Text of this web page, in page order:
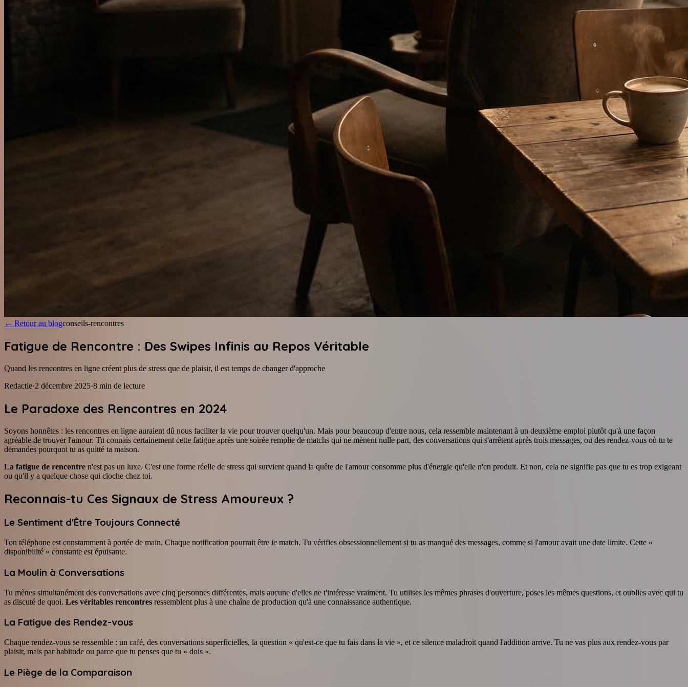
← Retour au blogconseils-rencontres
Fatigue de Rencontre : Des Swipes Infinis au Repos Véritable
Quand les rencontres en ligne créent plus de stress que de plaisir, il est temps de changer d'approche
Redactie·2 décembre 2025·8 min de lecture
Le Paradoxe des Rencontres en 2024
Soyons honnêtes : les rencontres en ligne auraient dû nous faciliter la vie pour trouver quelqu'un. Mais pour beaucoup d'entre nous, cela ressemble maintenant à un deuxième emploi plutôt qu'à une façon
agréable de trouver l'amour. Tu connais certainement cette fatigue après une soirée remplie de matchs qui ne mènent nulle part, des conversations qui s'arrêtent après trois messages, ou des rendez-vous où tu te
demandes pourquoi tu as quitté ta maison.
La fatigue de rencontre n'est pas un luxe. C'est une forme réelle de stress qui survient quand la quête de l'amour consomme plus d'énergie qu'elle n'en produit. Et non, cela ne signifie pas que tu es trop exigeant
ou qu'il y a quelque chose qui cloche chez toi.
Reconnais-tu Ces Signaux de Stress Amoureux ?
Le Sentiment d'Être Toujours Connecté
Ton téléphone est constamment à portée de main. Chaque notification pourrait être le match. Tu vérifies obsessionnellement si tu as manqué des messages, comme si l'amour avait une date limite. Cette «
disponibilité » constante est épuisante.
La Moulin à Conversations
Tu mènes simultanément des conversations avec cinq personnes différentes, mais aucune d'elles ne t'intéresse vraiment. Tu utilises les mêmes phrases d'ouverture, poses les mêmes questions, et oublies avec qui tu
as discuté de quoi. Les véritables rencontres ressemblent plus à une chaîne de production qu'à une connaissance authentique.
La Fatigue des Rendez-vous
Chaque rendez-vous se ressemble : un café, des conversations superficielles, la question « qu'est-ce que tu fais dans la vie », et ce silence maladroit quand l'addition arrive. Tu ne vas plus aux rendez-vous par
plaisir, mais par habitude ou parce que tu penses que tu « dois ».
Le Piège de la Comparaison